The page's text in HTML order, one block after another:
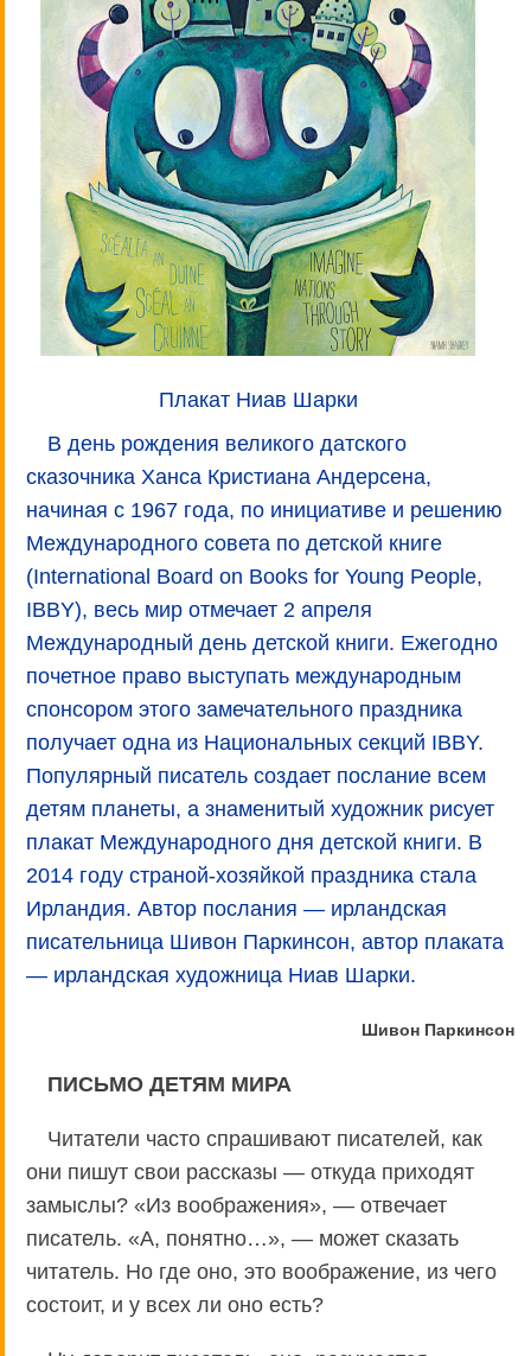
Плакат Ниав Шарки
В день рождения великого датского
сказочника Ханса Кристиана Андерсена,
начиная с 1967 года, по инициативе и решению
Международного совета по детской книге
(International Board on Books for Young People,
IBBY), весь мир отмечает 2 апреля
Международный день детской книги. Ежегодно
почетное право выступать международным
спонсором этого замечательного праздника
получает одна из Национальных секций IBBY.
Популярный писатель создает послание всем
детям планеты, а знаменитый художник рисует
плакат Международного дня детской книги. В
2014 году страной-хозяйкой праздника стала
Ирландия. Автор послания — ирландская
писательница Шивон Паркинсон, автор плаката
— ирландская художница Ниав Шарки.
Шивон Паркинсон
ПИСЬМО ДЕТЯМ МИРА
Читатели часто спрашивают писателей, как
они пишут свои рассказы — откуда приходят
замыслы? «Из воображения», — отвечает
писатель. «А, понятно…», — может сказать
читатель. Но где оно, это воображение, из чего
состоит, и у всех ли оно есть?